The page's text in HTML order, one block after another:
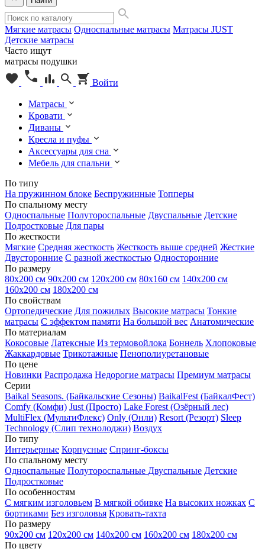
Мягкие матрасы Односпальные матрасы Матрасы JUST
Детские матрасы
Часто ищут
матрасы подушки
Войти
Матрасы
Кровати
Диваны
Кресла и пуфы
Аксессуары для сна
Мебель для спальни
По типу
На пружинном блоке Беспружинные Топперы
По спальному месту
Односпальные Полутороспальные Двуспальные Детские
Подростковые Для пары
По жесткости
Мягкие Средняя жесткость Жесткость выше средней Жесткие
Двусторонние С разной жесткостью Односторонние
По размеру
80х200 см 90х200 см 120х200 см 80х160 см 140х200 см
160х200 см 180х200 см
По свойствам
Ортопедические Для пожилых Высокие матрасы Тонкие
матрасы С эффектом памяти На большой вес Анатомические
По материалам
Кокосовые Латексные Из термовойлока Боннель Хлопоковые
Жаккардовые Трикотажные Пенополиуретановые
По цене
Новинки Распродажа Недорогие матрасы Премиум матрасы
Серии
Baikal Seasons. (Байкальские Сезоны) BaikalFest (БайкалФест)
Comfy (Комфи) Just (Просто) Lake Forest (Озёрный лес)
MultiFlex (МультиФлекс) Only (Онли) Resort (Резорт) Sleep
Technology (Слип технолоджи) Воздух
По типу
Интерьерные Корпусные Спринг-боксы
По спальному месту
Односпальные Полутороспальные Двуспальные Детские
Подростковые
По особенностям
С мягким изголовьем В мягкой обивке На высоких ножках С
бортиками Без изголовья Кровать-тахта
По размеру
90х200 см 120х200 см 140х200 см 160х200 см 180х200 см
По цвету